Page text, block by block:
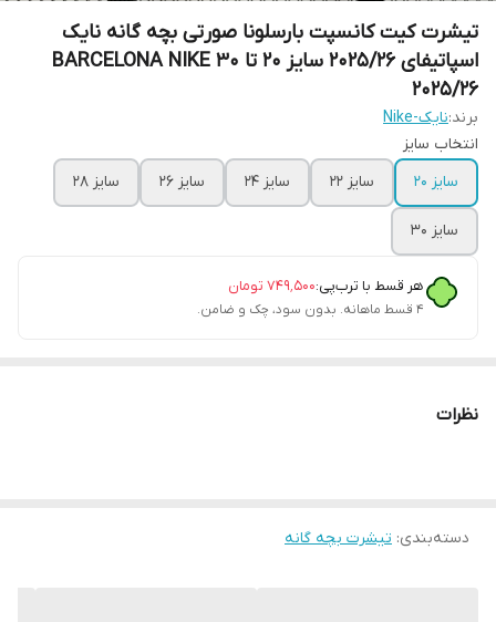
تیشرت کیت کانسپت بارسلونا صورتی بچه گانه نایک
اسپاتیفای 2025/26 سایز 20 تا 30 BARCELONA NIKE
2025/26
برند:نایک-Nike
انتخاب سایز
سایز 20
سایز 22 سایز 24 سایز 26 سایز 28
سایز 30
هر قسط با ترب‌پی:۷۴۹٬۵۰۰ تومان
۴ قسط ماهانه. بدون سود، چک و ضامن.
نظرات
دسته‌بندی: تیشرت بچه گانه